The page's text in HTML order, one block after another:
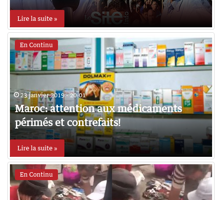
Lire la suite »
En Continu
23 janvier 2019 - 20:01
Maroc: attention aux médicaments
périmés et contrefaits!
Lire la suite »
En Continu